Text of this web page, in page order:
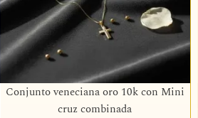
Conjunto veneciana oro 10k con Mini
cruz combinada